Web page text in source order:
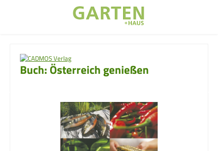
Buch: Österreich genießen
Bildergalerie überspringen